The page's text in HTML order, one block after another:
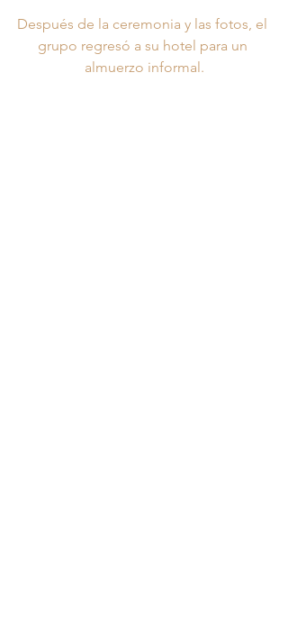
Después de la ceremonia y las fotos, el
grupo regresó a su hotel para un
almuerzo informal.